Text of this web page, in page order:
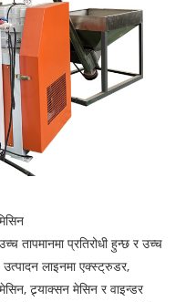
तापमानमा प्रतिरोधी हुन्छ र उच्च
लाइनमा एक्स्ट्रुडर,
ट्र्याक्सन मेसिन र वाइन्डर